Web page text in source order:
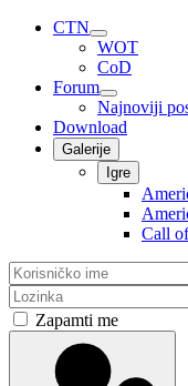
CTN
WOT
CoD
Forum
Najnoviji
Download
Galerije
Igre
Call
Zapamti me